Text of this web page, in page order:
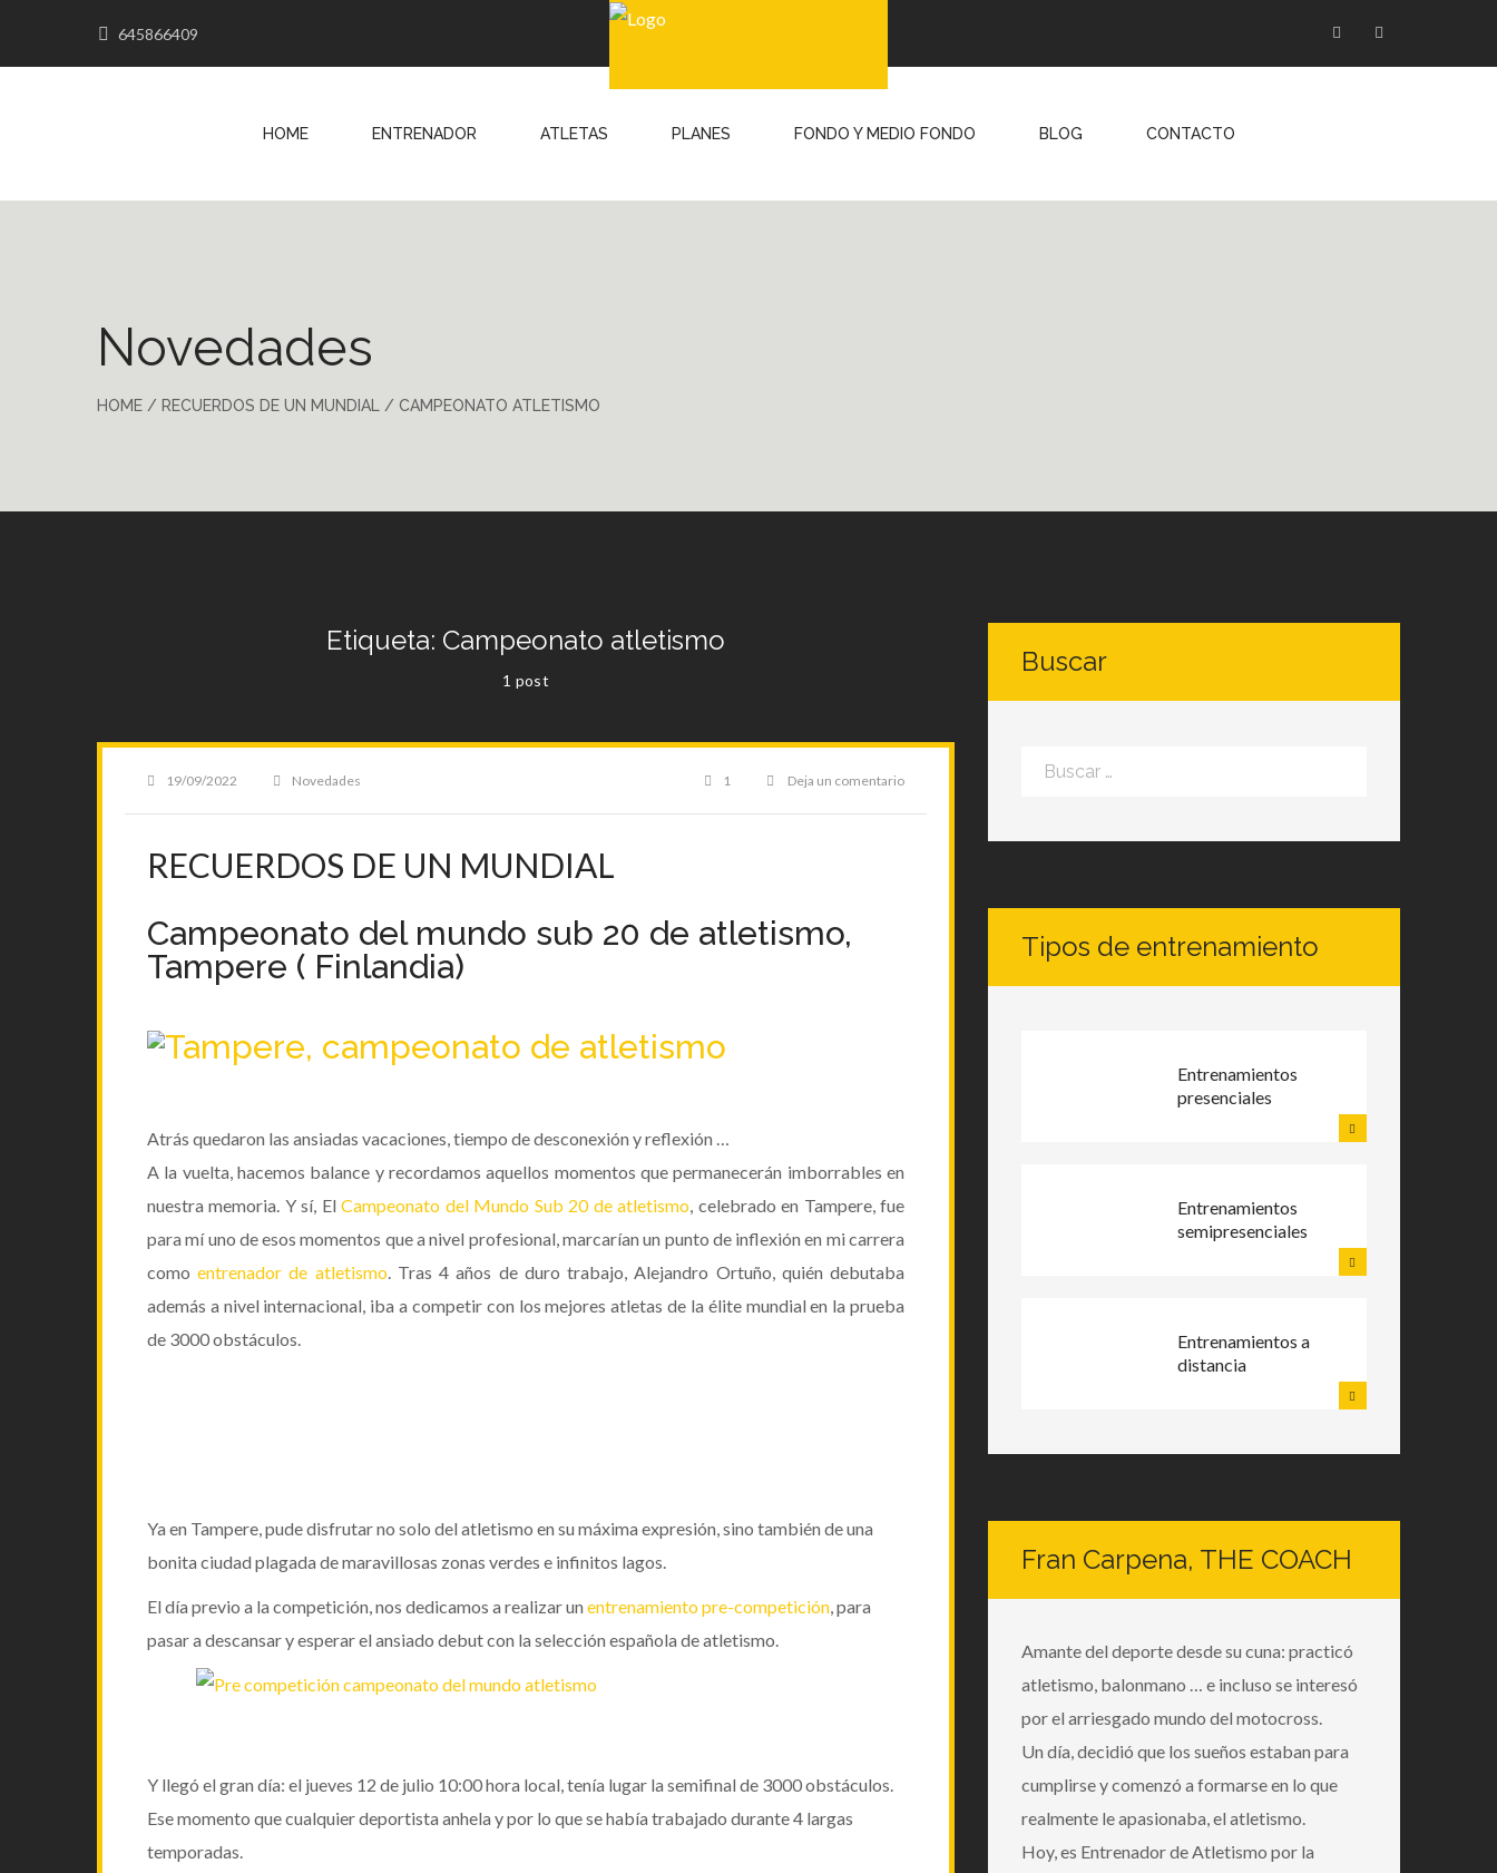
645866409 Facebook
HOME ENTRENADOR ATLETAS PLANES FONDO Y MEDIO FONDO BLOG CONTACTO
Novedades
HOME / RECUERDOS DE UN MUNDIAL / CAMPEONATO ATLETISMO
Etiqueta: Campeonato atletismo
1 post
Posted
19/09/2022 Categories
Novedades 1 Deja un comentarioRecuerdos
un
comentario
RECUERDOS DE UN MUNDIAL
Campeonato del mundo sub 20 de atletismo,
Tampere ( Finlandia)
Atrás quedaron las ansiadas vacaciones, tiempo de desconexión y reflexión …
A la vuelta, hacemos balance y recordamos aquellos momentos que permanecerán imborrables en
nuestra memoria. Y sí, ElCampeonato del Mundo Sub 20 de atletismo, celebrado en Tampere, fue
para mí uno de esos momentos que a nivel profesional, marcarían un punto de inflexión en mi carrera
como entrenador de atletismo. Tras 4 años de duro trabajo,Alejandro Ortuño, quién debutaba
además a nivel internacional, iba a competir con los mejores atletas de la élite mundial en la prueba
de 3000 obstáculos.
Ya en Tampere, pude disfrutar no solo del atletismo en su máxima expresión, sino también de una
bonita ciudad plagada de maravillosas zonas verdes e infinitos lagos.
El día previo a la competición, nos dedicamos a realizar un entrenamiento pre-competición, para
pasar a descansar y esperar el ansiado debut con la selección española de atletismo.
Y llegó el gran día: el jueves 12 de julio 10:00 hora local, tenía lugar la semifinal de 3000 obstáculos.
Ese momento que cualquierdeportista anhela y por lo que se había trabajado durante 4 largas
temporadas.
Buscar
Buscar:
Tipos de entrenamiento
Entrenamientos
presenciales
Entrenamientos
semipresenciales
Entrenamientos a
distancia
Fran Carpena, THE COACH
Amante del deporte desde su cuna: practicó
atletismo, balonmano … e incluso se interesó
por el arriesgado mundo del motocross.
Un día, decidió que los sueños estaban para
cumplirse y comenzó a formarse en lo que
realmente le apasionaba, el atletismo.
Hoy, es Entrenador de Atletismo por la